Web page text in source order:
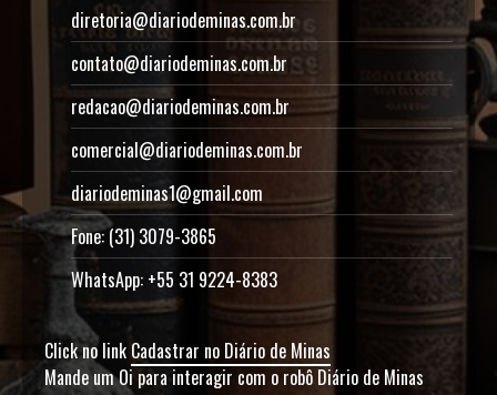
diretoria@diariodeminas.com.br
contato@diariodeminas.com.br
redacao@diariodeminas.com.br
comercial@diariodeminas.com.br
diariodeminas1@gmail.com
Fone: (31) 3079-3865
WhatsApp: +55 31 9224-8383
Click no link Cadastrar no Diário de Minas
Mande um Oi para interagir com o robô Diário de Minas